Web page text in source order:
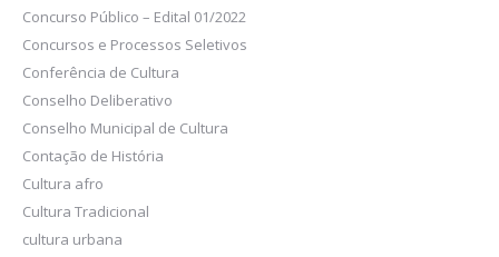
Concurso Público – Edital 01/2022
Concursos e Processos Seletivos
Conferência de Cultura
Conselho Deliberativo
Conselho Municipal de Cultura
Contação de História
Cultura afro
Cultura Tradicional
cultura urbana